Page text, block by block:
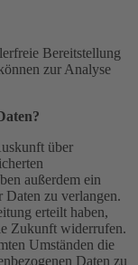
Bereitstellung
zur Analyse
über
außerdem ein
Daten zu verlangen.
erteilt haben,
Zukunft widerrufen.
Umständen die
Daten zu